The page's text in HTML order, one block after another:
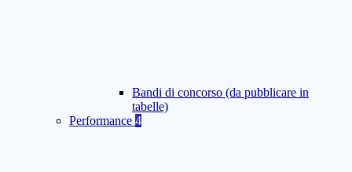
Bandi di concorso (da pubblicare in
tabelle)
Performance 4